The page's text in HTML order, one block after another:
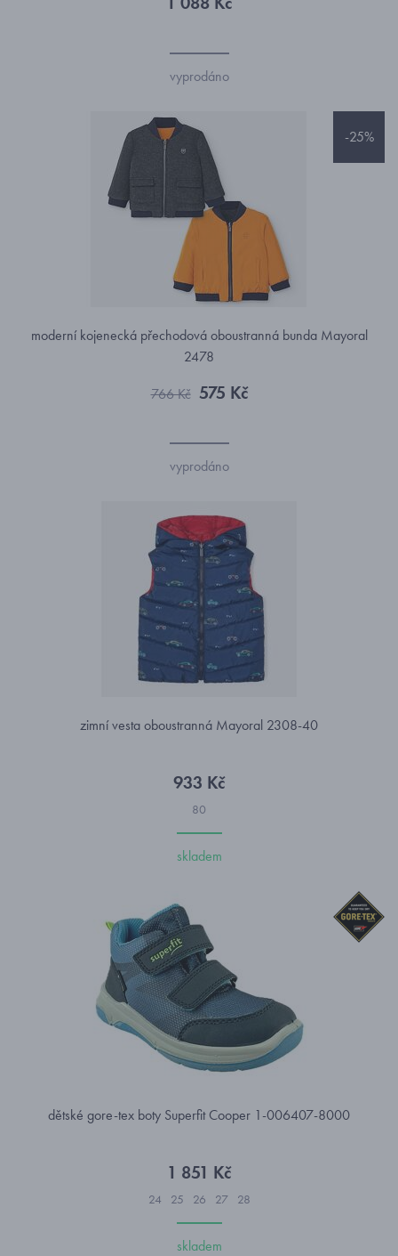
vyprodáno
-25%
moderní kojenecká přechodová oboustranná bunda Mayoral
2478
766 Kč 575 Kč
vyprodáno
zimní vesta oboustranná Mayoral 2308-40
933 Kč
80
skladem
dětské gore-tex boty Superfit Cooper 1-006407-8000
1 851 Kč
24 25 26 27 28
skladem